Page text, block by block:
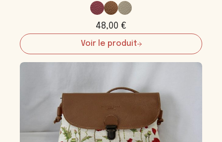
48,00 €
Voir le produit
:
Sac
trapèze